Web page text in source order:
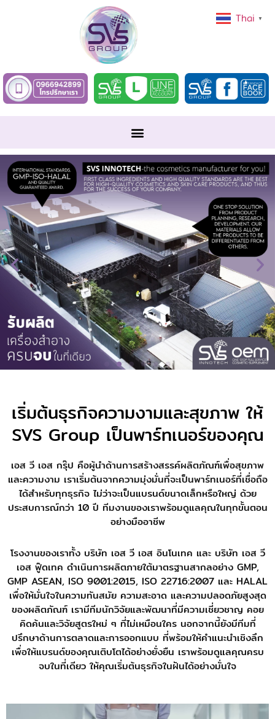
เริ่มต้นธุรกิจความงามและสุขภาพ ให้
SVS Group เป็นพาร์ทเนอร์ของคุณ
เอส วี เอส กรุ๊ป คือผู้นำด้านการสร้างสรรค์ผลิตภัณฑ์เพื่อสุขภาพ
และความงาม เราเริ่มต้นจากความมุ่งมั่นที่จะเป็นพาร์ทเนอร์ที่เชื่อถือ
ได้สำหรับทุกธุรกิจ ไม่ว่าจะเป็นแบรนด์ขนาดเล็กหรือใหญ่ ด้วย
ประสบการณ์กว่า 10 ปี ทีมงานของเราพร้อมดูแลคุณในทุกขั้นตอน
อย่างมืออาชีพ
โรงงานของเราทั้ง บริษัท เอส วี เอส อินโนเทค และ บริษัท เอส วี
เอส ฟู๊ดเทค ดำเนินการผลิตภายใต้มาตรฐานสากลอย่าง GMP,
GMP ASEAN, ISO 9001:2015, ISO 22716:2007 และ HALAL
เพื่อให้มั่นใจในความทันสมัย ความสะอาด และความปลอดภัยสูงสุด
ของผลิตภัณฑ์ เรามีทีมนักวิจัยและพัฒนาที่มีความเชี่ยวชาญ คอย
คิดค้นและวิจัยสูตรใหม่ ๆ ที่ไม่เหมือนใคร นอกจากนี้ยังมีทีมที่
ปรึกษาด้านการตลาดและการออกแบบ ที่พร้อมให้คำแนะนำเชิงลึก
เพื่อให้แบรนด์ของคุณเติบโตได้อย่างยั่งยืน เราพร้อมดูแลคุณครบ
จบในที่เดียว ให้คุณเริ่มต้นธุรกิจในฝันได้อย่างมั่นใจ
Thai ▼